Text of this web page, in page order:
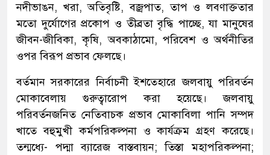
নদীভাঙন, খরা, অতিবৃষ্টি, বজ্রপাত, তাপ ও লবণাক্ততার
মতো দুর্যোগের প্রকোপ ও তীব্রতা বৃদ্ধি পাচ্ছে, যা মানুষের
জীবন-জীবিকা, কৃষি, অবকাঠামো, পরিবেশ ও অর্থনীতির
ওপর বিরূপ প্রভাব ফেলছে।
বর্তমান সরকারের নির্বাচনী ইশতেহারে জলবায়ু পরিবর্তন
মোকাবেলায় গুরুত্বারোপ করা হয়েছে। জলবায়ু
পরিবর্তনজনিত নেতিবাচক প্রভাব মোকাবিলা পানি সম্পদ
খাতে বহুমুখী কর্মপরিকল্পনা ও কার্যক্রম গ্রহণ করেছে।
তন্মধ্যে- পদ্মা ব্যারেজ বাস্তবায়ন; তিস্তা মহাপরিকল্পনা;